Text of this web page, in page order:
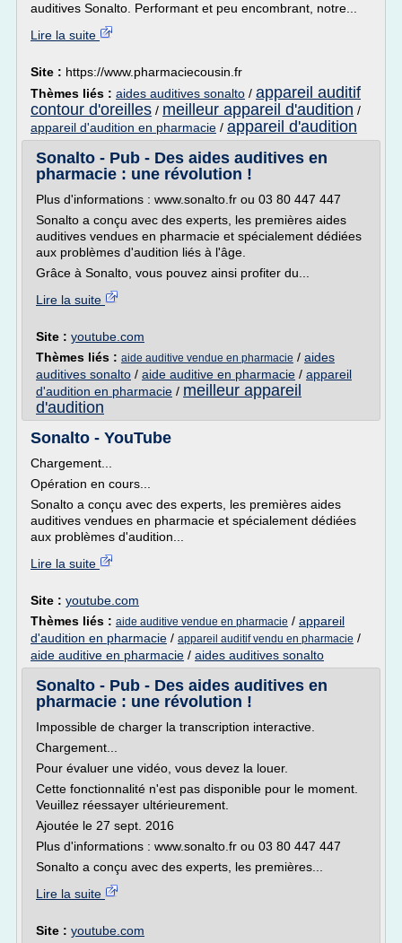
auditives Sonalto. Performant et peu encombrant, notre...
Lire la suite
Site : https://www.pharmaciecousin.fr
Thèmes liés : aides auditives sonalto / appareil auditif
contour d'oreilles / meilleur appareil d'audition /
appareil d'audition en pharmacie / appareil d'audition
Sonalto - Pub - Des aides auditives en
pharmacie : une révolution !
Plus d'informations : www.sonalto.fr ou 03 80 447 447
Sonalto a conçu avec des experts, les premières aides
auditives vendues en pharmacie et spécialement dédiées
aux problèmes d'audition liés à l'âge.
Grâce à Sonalto, vous pouvez ainsi profiter du...
Lire la suite
Site : youtube.com
Thèmes liés : aide auditive vendue en pharmacie / aides
auditives sonalto / aide auditive en pharmacie / appareil
d'audition en pharmacie / meilleur appareil
d'audition
Sonalto - YouTube
Chargement...
Opération en cours...
Sonalto a conçu avec des experts, les premières aides
auditives vendues en pharmacie et spécialement dédiées
aux problèmes d'audition...
Lire la suite
Site : youtube.com
Thèmes liés : aide auditive vendue en pharmacie / appareil
d'audition en pharmacie / appareil auditif vendu en pharmacie /
aide auditive en pharmacie / aides auditives sonalto
Sonalto - Pub - Des aides auditives en
pharmacie : une révolution !
Impossible de charger la transcription interactive.
Chargement...
Pour évaluer une vidéo, vous devez la louer.
Cette fonctionnalité n'est pas disponible pour le moment.
Veuillez réessayer ultérieurement.
Ajoutée le 27 sept. 2016
Plus d'informations : www.sonalto.fr ou 03 80 447 447
Sonalto a conçu avec des experts, les premières...
Lire la suite
Site : youtube.com